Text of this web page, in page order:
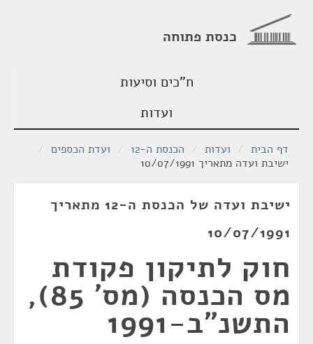
כנסת פתוחה
ח"כים וסיעות
ועדות
דף הבית / ועדות / הכנסת ה-12 / ועדת הכספים /
ישיבת ועדה מתאריך 10/07/1991
ישיבת ועדה של הכנסת ה-12 מתאריך
10/07/1991
חוק לתיקון פקודת
מס הכנסה (מס' 85),
התשנ"ב-1991